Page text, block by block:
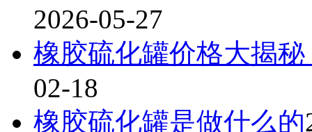
2026-05-27
橡胶硫化罐价格大揭
02-18
橡胶硫化罐是做什么的